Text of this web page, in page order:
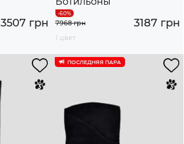
3507 грн 3187 грн
7968 грн
1 цвет
ПОСЛЕДНЯЯ ПАРА